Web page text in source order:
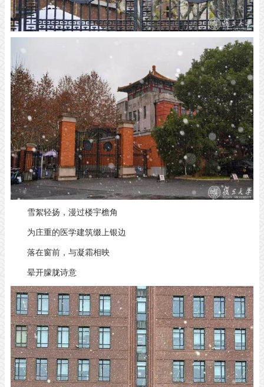
雪絮轻扬，漫过楼宇檐角
为庄重的医学建筑缀上银边
落在窗前，与凝霜相映
晕开朦胧诗意